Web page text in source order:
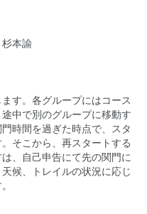
本諭
す。各グループにはコース
中で別のグループに移動す
時間を過ぎた時点で、スタ
そこから、再スタートする
、自己申告にて先の関門に
候、トレイルの状況に応じ